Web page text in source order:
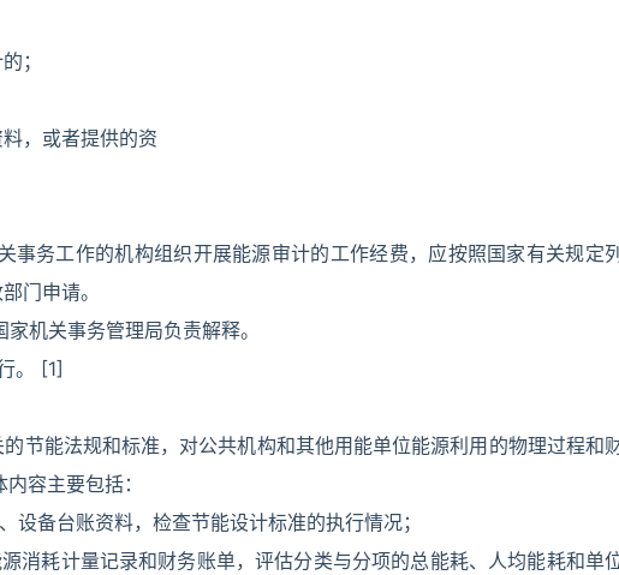
；
，或者提供的资
事务工作的机构组织开展能源审计的工作经费，应按照国家有关规定列
门申请。
机关事务管理局负责解释。
。 [1]
节能法规和标准，对公共机构和其他用能单位能源利用的物理过程和
容主要包括：
备台账资料，检查节能设计标准的执行情况；
消耗计量记录和财务账单，评估分类与分项的总能耗、人均能耗和单